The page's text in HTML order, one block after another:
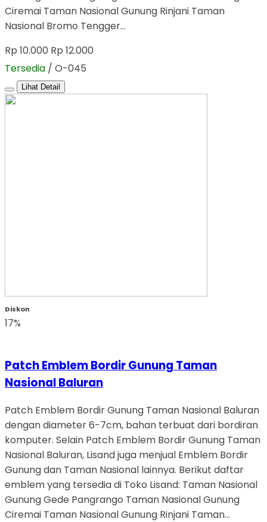
Ciremai Taman Nasional Gunung Rinjani Taman
Nasional Bromo Tengger…
Rp 10.000 Rp 12.000
Tersedia / O-045
Lihat Detail
Diskon
17%
Patch Emblem Bordir Gunung Taman
Nasional Baluran
Patch Emblem Bordir Gunung Taman Nasional Baluran
dengan diameter 6-7cm, bahan terbuat dari bordiran
komputer. Selain Patch Emblem Bordir Gunung Taman
Nasional Baluran, Lisand juga menjual Emblem Bordir
Gunung dan Taman Nasional lainnya. Berikut daftar
emblem yang tersedia di Toko Lisand: Taman Nasional
Gunung Gede Pangrango Taman Nasional Gunung
Ciremai Taman Nasional Gunung Rinjani Taman…